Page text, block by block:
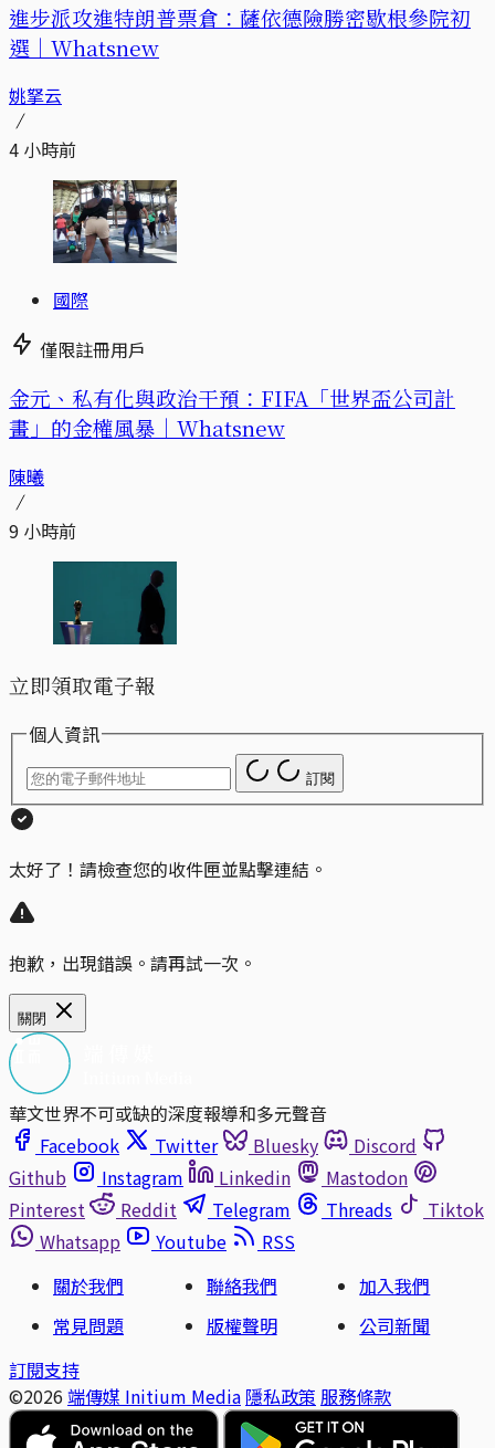
進步派攻進特朗普票倉：薩依德險勝密歇根參院初
選｜Whatsnew
姚拏云
4 小時前
國際
僅限註冊用戶
金元、私有化與政治干預：FIFA「世界盃公司計
畫」的金權風暴｜Whatsnew
陳曦
9 小時前
立即領取電子報
個人資訊
訂閱
太好了！請檢查您的收件匣並點擊連結。
抱歉，出現錯誤。請再試一次。
關閉
華文世界不可或缺的深度報導和多元聲音
Facebook
Twitter Bluesky
Discord
Github
Instagram Linkedin
Mastodon
Pinterest
Reddit Telegram Threads
Tiktok
Whatsapp
Youtube
RSS
關於我們
聯絡我們
加入我們
常見問題
版權聲明
公司新聞
訂閱支持
©2026 端傳媒 Initium Media 隱私政策 服務條款